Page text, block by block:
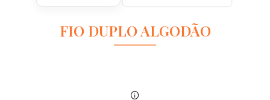
FIO DUPLO ALGODÃO